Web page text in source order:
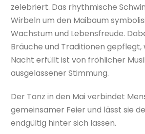
zelebriert. Das rhythmische
Wirbeln um den Maibaum
Wachstum und Lebensfreude.
Bräuche und Traditionen gepflegt,
Nacht erfüllt ist von fröhlicher
ausgelassener Stimmung.
Der Tanz in den Mai verbindet
gemeinsamer Feier und lässt sie
endgültig hinter sich lassen.